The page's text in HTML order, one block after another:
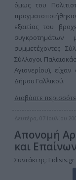
όμως του
εξαιτίας του
συμμετέχοντες
Σύλλογοι
Αγιονερίου),
Δήμου Γαλλικού.
Διαβάστε
Δευτέρα, 07 Ιουλίου
Απονομή
και Επαίνων
Συντάκτης: Eidisis.gr